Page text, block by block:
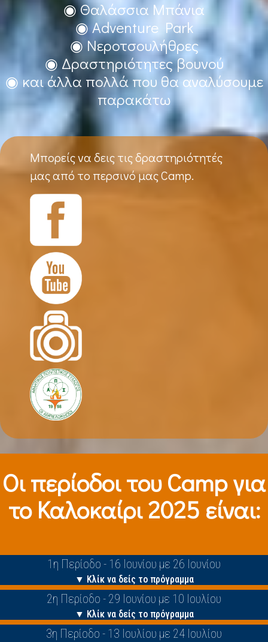
◉ Θαλάσσια Μπάνια
◉ Adventure Park
◉ Νεροτσουλήθρες
◉ Δραστηριότητες βουνού
◉ και άλλα πολλά που θα αναλύσουμε
παρακάτω
Μπορείς να δεις τις δραστηριότητές
μας από το περσινό μας Camp.
Οι περίοδοι τoυ Camp για
το Καλοκαίρι 2025 είναι:
1η Περίοδο - 16 Ιουνίου με 26 Ιουνίου
▼ Κλίκ να δείς το πρόγραμμα
2η Περίοδο - 29 Ιουνίου με 10 Ιουλίου
▼ Κλίκ να δείς το πρόγραμμα
3η Περίοδο - 13 Ιουλίου με 24 Ιουλίου